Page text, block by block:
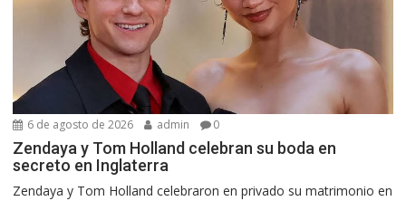
6 de agosto de 2026 admin 0
Zendaya y Tom Holland celebran su boda en
secreto en Inglaterra
Zendaya y Tom Holland celebraron en privado su matrimonio en